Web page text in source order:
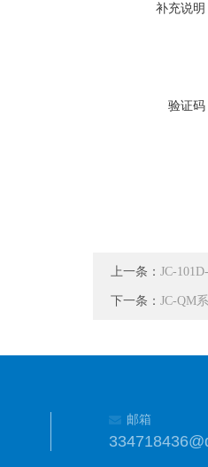
补充说明
验证码
上一条： JC-
下一条： JC-QM
邮箱